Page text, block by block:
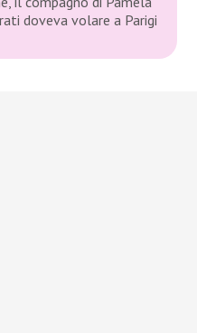
doveva volare a Parigi